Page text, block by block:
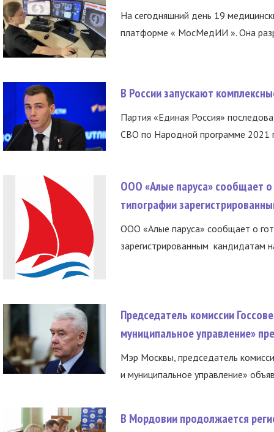
На сегодняшний день 19
платформе « МосМедИИ ». Она
В России запускают
Партия «Единая Россия»
СВО по Народной программе 2021
ООО «Алые паруса» сообщает о
типографии
ООО «Алые паруса» сообщает о
зарегистрированным кандидатам
Председатель комиссии
муниципальное управление»
Мэр Москвы, председатель
и муниципальное управление»
В Мордовии продолжается